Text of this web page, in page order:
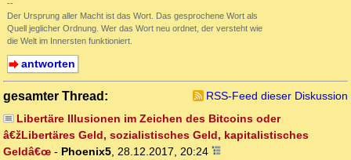
--
Der Ursprung aller Macht ist das Wort. Das gesprochene Wort als
Quell jeglicher Ordnung. Wer das Wort neu ordnet, der versteht wie
die Welt im Innersten funktioniert.
antworten
gesamter Thread:
RSS-Feed dieser Diskussion
Libertäre Illusionen im Zeichen des Bitcoins oder
â€žLibertäres Geld, sozialistisches Geld, kapitalistisches
Geldâ€œ - Phoenix5, 28.12.2017, 20:24